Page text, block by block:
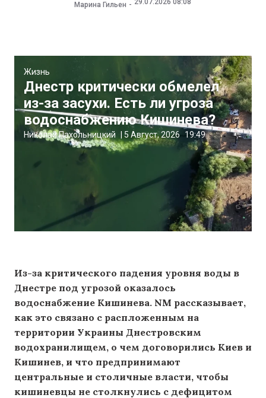
Марина Гильен 29.07.2026 08:08
Жизнь
Днестр критически обмелел
из-за засухи. Есть ли угроза
водоснабжению Кишинева?
Николай Пахольницкий 5 Август, 2026 19:49
Из-за критического падения уровня воды в
Днестре под угрозой оказалось
водоснабжение Кишинева. NM рассказывает,
как это связано с распложенным на
территории Украины Днестровским
водохранилищем, о чем договорились Киев и
Кишинев, и что предпринимают
центральные и столичные власти, чтобы
кишиневцы не столкнулись с дефицитом